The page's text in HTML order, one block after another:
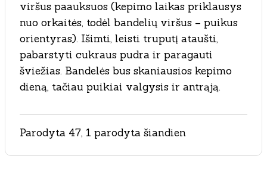
viršus paauksuos (kepimo laikas priklausys
nuo orkaitės, todėl bandelių viršus – puikus
orientyras). Išimti, leisti truputį ataušti,
pabarstyti cukraus pudra ir paragauti
šviežias. Bandelės bus skaniausios kepimo
dieną, tačiau puikiai valgysis ir antrąją.
Parodyta 47, 1 parodyta šiandien